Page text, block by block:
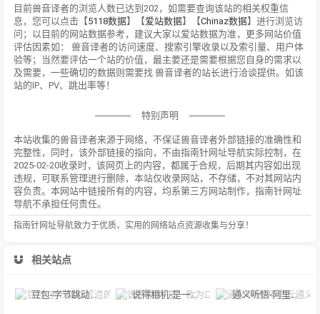
目前兽音译者的浏览人数已达到202，如需要查询该站的相关权重信
息，您可以点击【5118数据】【爱站数据】【Chinaz数据】进行浏览访
问；以目前的网站数据参考，建议大家以爱站数据为准，更多网站价值
评估因素如： 兽音译者的访问速度、搜索引擎收录以及索引量、用户体
验等；当然要评估一个站的价值，最主要还是需要根据您自身的需求以
及需要，一些确切的数据则需要找 兽音译者的站长进行洽谈提供。如该
站的IP、PV、跳出率等！
特别声明
本站收集的兽音译者来源于网络，不保证兽音译者外部链接的准确性和
完整性，同时，该外部链接的指向，不由指南针网址导航实际控制，在
2025-02-20收录时，该网页上的内容，都属于合规，后期其内容如出现
违规，可联系管理进行删除，本站仅收录网站，不存储，不对其网站内
容负责。本网站中链接所有的内容，均系第三方网站制作，指南针网址
导航不承担任何责任。
指南针网址导航致力于优质、实用的网络站点资源收集与分享！
相关站点
豆包-字节跳动打造的多功能AI对话工具 说得相机-是一款为口播视频创作者量身定制的智能拍摄工具 通义听悟-阿里云通义听悟是聚焦音视频内容的工作学习AI助手